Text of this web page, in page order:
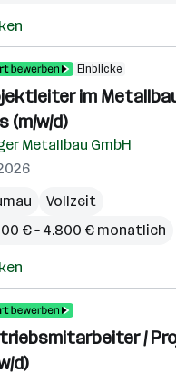
Einblicke
im
(m/w/d)
Metallbau GmbH
Vollzeit
€ – 4.800 € monatlich
/
d)